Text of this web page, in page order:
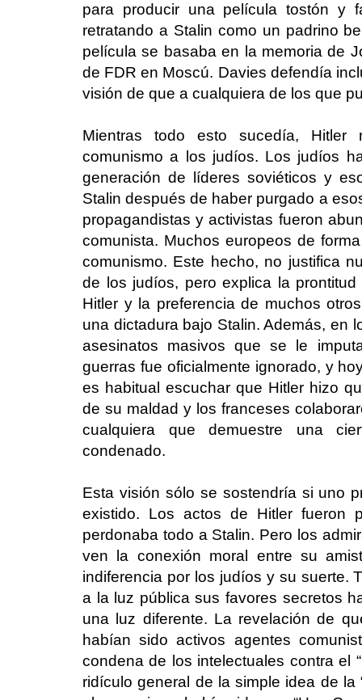
para producir una película tostón y
retratando a Stalin como un padrino
película se basaba en la memoria de
de FDR en Moscú. Davies defendía
visión de que a cualquiera de los que
Mientras todo esto sucedía,
comunismo a los judíos. Los judíos
generación de líderes soviéticos y
Stalin después de haber purgado a
propagandistas y activistas fueron
comunista. Muchos europeos de
comunismo. Este hecho, no justifica
de los judíos, pero explica la
Hitler y la preferencia de muchos
una dictadura bajo Stalin. Además, en
asesinatos masivos que se le
guerras fue oficialmente ignorado, y
es habitual escuchar que Hitler hizo
de su maldad y los franceses
cualquiera que demuestre una
condenado.
Esta visión sólo se sostendría si uno
existido. Los actos de Hitler fueron
perdonaba todo a Stalin. Pero los
ven la conexión moral entre su
indiferencia por los judíos y su suerte.
a la luz pública sus favores secretos
una luz diferente. La revelación de
habían sido activos agentes
condena de los intelectuales contra el
ridículo general de la simple idea de la